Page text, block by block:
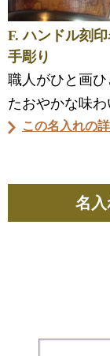
F. ハンドル刻
手彫り
職人がひと画
たおやかな味
この名入れの
名